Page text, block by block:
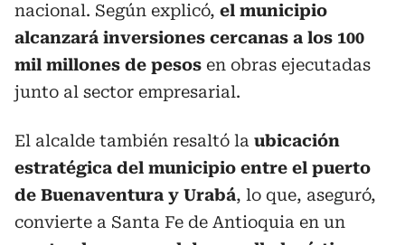
nacional. Según explicó, el municipio
alcanzará inversiones cercanas a los 100
mil millones de pesos en obras ejecutadas
junto al sector empresarial.
El alcalde también resaltó la ubicación
estratégica del municipio entre el puerto
de Buenaventura y Urabá, lo que, aseguró,
convierte a Santa Fe de Antioquia en un